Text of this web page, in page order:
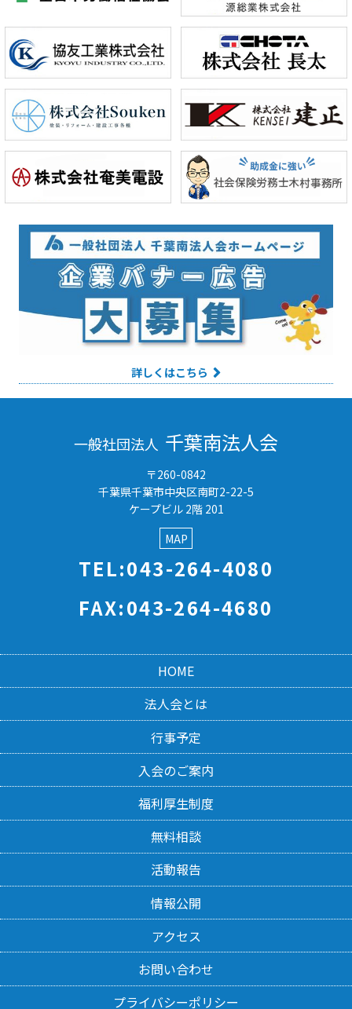
詳しくはこちら
一般社団法人 千葉南法人会
〒260-0842
千葉県千葉市中央区南町2-22-5
ケープビル 2階 201
MAP
TEL:043-264-4080
FAX:043-264-4680
HOME
法人会とは
行事予定
入会のご案内
福利厚生制度
無料相談
活動報告
情報公開
アクセス
お問い合わせ
プライバシーポリシー